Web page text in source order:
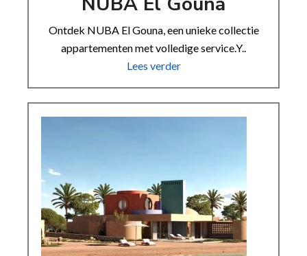
Ontdek NUBA El Gouna, een unieke collectie
appartementen met volledige service.Y..
Lees verder